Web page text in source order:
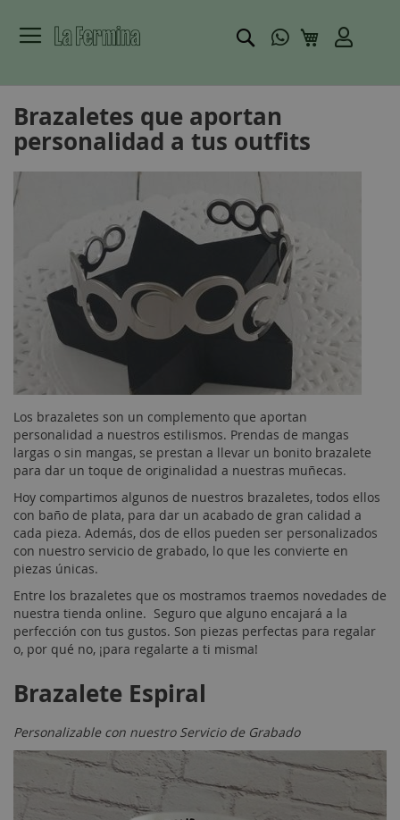
Buscar Mi carrito
Brazaletes que aportan
personalidad a tus outfits
Los brazaletes son un complemento que aportan
personalidad a nuestros estilismos. Prendas de mangas
largas o sin mangas, se prestan a llevar un bonito brazalete
para dar un toque de originalidad a nuestras muñecas.
Hoy compartimos algunos de nuestros brazaletes, todos ellos
con baño de plata, para dar un acabado de gran calidad a
cada pieza. Además, dos de ellos pueden ser personalizados
con nuestro servicio de grabado, lo que les convierte en
piezas únicas.
Entre los brazaletes que os mostramos traemos novedades de
nuestra tienda online. Seguro que alguno encajará a la
perfección con tus gustos. Son piezas perfectas para regalar
o, por qué no, ¡para regalarte a ti misma!
Brazalete Espiral
Personalizable con nuestro Servicio de Grabado